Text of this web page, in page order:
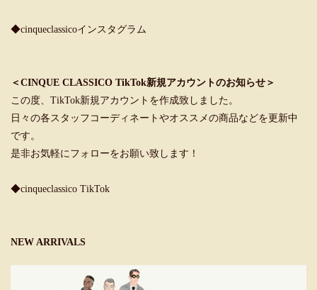
◆cinqueclassicoインスタグラム
＜CINQUE CLASSICO TikTok新規アカウントのお知らせ＞
この度、TikTok新規アカウントを作成致しました。
日々の各スタッフコーディネートやオススメの商品などを更新中
です。
是非お気軽にフォローをお願い致します！
◆cinqueclassico TikTok
NEW ARRIVALS